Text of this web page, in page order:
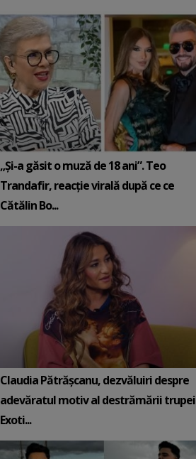
„Și-a găsit o muză de 18 ani”. Teo
Trandafir, reacție virală după ce ce
Cătălin Bo...
Claudia Pătrășcanu, dezvăluiri despre
adevăratul motiv al destrămării trupei
Exoti...